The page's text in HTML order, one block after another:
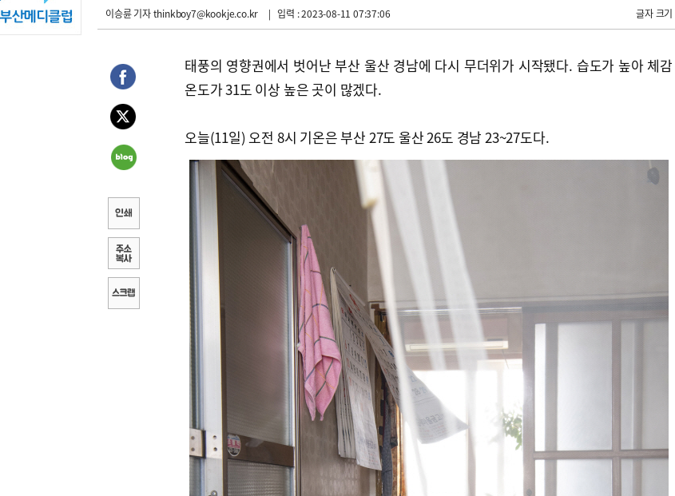
이승륜 기자thinkboy7@kookje.co.kr | 입력 : 2023-08-11 07:37:06 글자 크기
태풍의 영향권에서 벗어난 부산 울산 경남에 다시 무더위가 시작됐다. 습도가 높아 체감
온도가 31도 이상 높은 곳이 많겠다.
오늘(11일) 오전 8시 기온은 부산 27도 울산 26도 경남 23~27도다.